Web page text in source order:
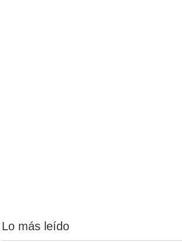
Lo más leído